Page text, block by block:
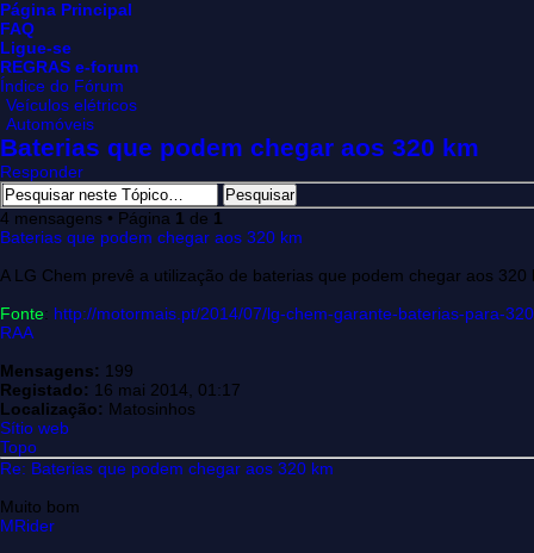
Página Principal
FAQ
Ligue-se
REGRAS e-forum
Índice do Fórum
Veículos elétricos
Automóveis
Baterias que podem chegar aos 320 km
Responder
4 mensagens • Página 1 de 1
Baterias que podem chegar aos 320 km
A LG Chem prevê a utilização de baterias que podem chegar aos
Fonte: http://motormais.pt/2014/07/lg-chem-garante-baterias-para-
RAA
Mensagens: 199
Registado: 16 mai 2014, 01:17
Localização: Matosinhos
Sítio web
Topo
Re: Baterias que podem chegar aos 320 km
Muito bom
MRider